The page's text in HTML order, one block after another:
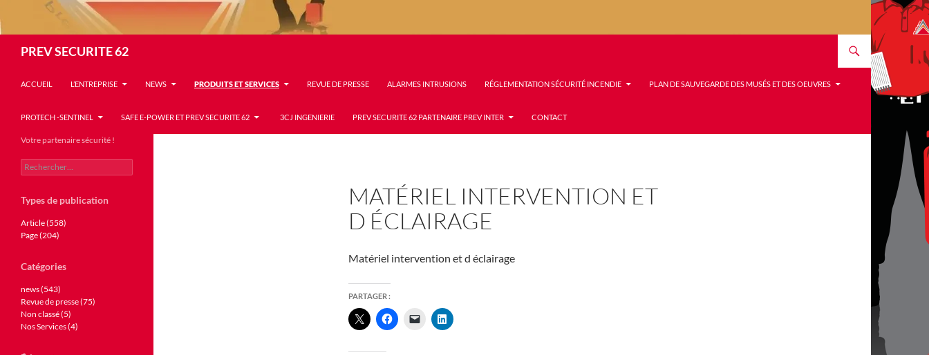
PREV SECURITE 62
ACCUEIL L’ENTREPRISE NEWS PRODUITS ET SERVICES REVUE DE PRESSE ALARMES INTRUSIONS RÉGLEMENTATION SÉCURITÉ INCENDIE PLAN DE SAUVEGARDE DES MUSÉS ET DES OEUVRES
PROTECH -SENTINEL SAFE E-POWER ET PREV SECURITE 62 3CJ INGENIERIE PREV SECURITE 62 PARTENAIRE PREV INTER CONTACT
MATÉRIEL INTERVENTION ET
D ÉCLAIRAGE
Matériel intervention et d éclairage
PARTAGER :
Votre partenaire sécurité !
Rechercher :
Types de publication
Article (558)
Page (204)
Catégories
news (543)
Revue de presse (75)
Non classé (5)
Nos Services (4)